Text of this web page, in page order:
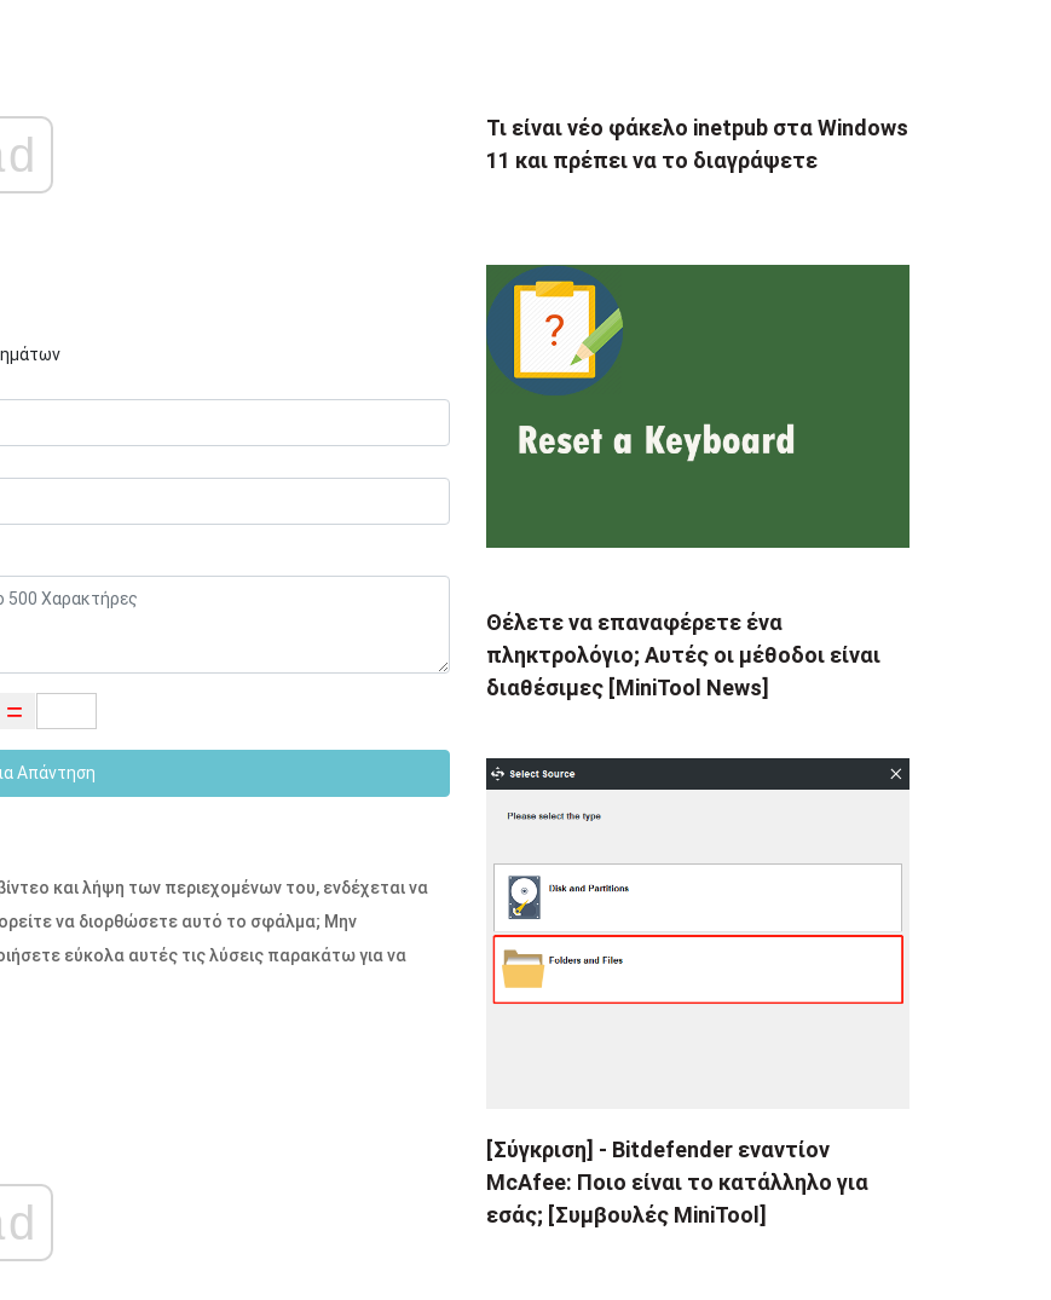
Απάντηση
και λήψη των περιεχομένων του, ενδέχεται να
να διορθώσετε αυτό το σφάλμα; Μην
εύκολα αυτές τις λύσεις παρακάτω για να
Τι είναι νέο φάκελο inetpub στα Windows
11 και πρέπει να το διαγράψετε
Θέλετε να επαναφέρετε ένα
πληκτρολόγιο; Αυτές οι μέθοδοι είναι
διαθέσιμες [MiniTool News]
[Σύγκριση] - Bitdefender εναντίον
McAfee: Ποιο είναι το κατάλληλο για
εσάς; [Συμβουλές MiniTool]